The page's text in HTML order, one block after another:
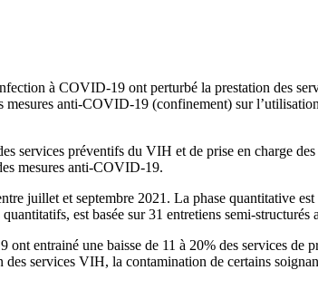
à COVID-19 ont perturbé la prestation des
anti-COVID-19 (confinement) sur
services préventifs du VIH et de prise en charge
mesures anti-COVID-19.
juillet et septembre 2021. La phase quantitative
est basée sur 31 entretiens semi-
entrainé une baisse de 11 à 20% des services
services VIH, la contamination de certains